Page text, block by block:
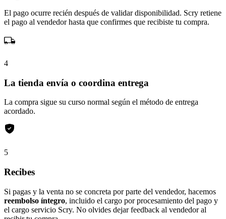
El pago ocurre recién después de validar disponibilidad. Scry retiene
el pago al vendedor hasta que confirmes que recibiste tu compra.
4
La tienda envía o coordina entrega
La compra sigue su curso normal según el método de entrega
acordado.
5
Recibes
Si pagas y la venta no se concreta por parte del vendedor, hacemos
reembolso íntegro, incluido el cargo por procesamiento del pago y
el cargo servicio Scry. No olvides dejar feedback al vendedor al